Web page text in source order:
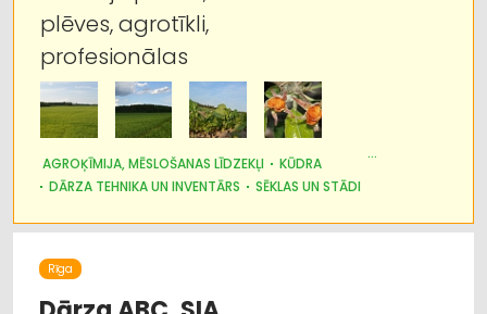
Ķīmiskās preces
Apavi: tirdzniecība
Augkopība un tehniskās kultūras
plēves, agrotīkli,
profesionālas
AGROĶĪMIJA, MĒSLOŠANAS LĪDZEKĻI
KŪDRA
DĀRZA TEHNIKA UN INVENTĀRS
SĒKLAS UN STĀDI
LAUKSAIMNIECĪBAS PAKALPOJUMI
Rīga